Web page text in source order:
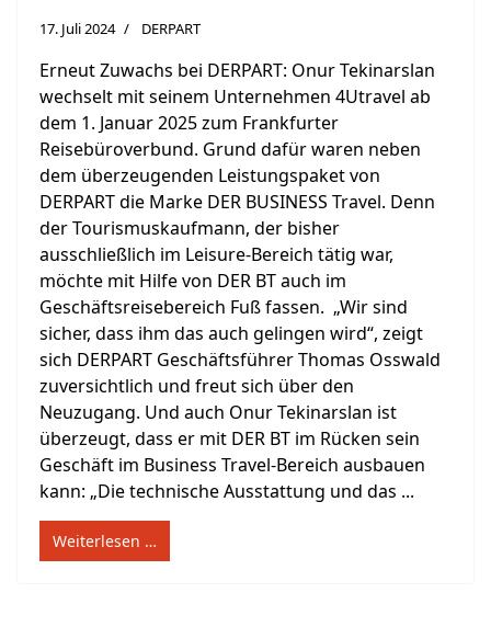
17. Juli 2024 DERPART
Erneut Zuwachs bei DERPART: Onur Tekinarslan
wechselt mit seinem Unternehmen 4Utravel ab
dem 1. Januar 2025 zum Frankfurter
Reisebüroverbund. Grund dafür waren neben
dem überzeugenden Leistungspaket von
DERPART die Marke DER BUSINESS Travel. Denn
der Tourismuskaufmann, der bisher
ausschließlich im Leisure-Bereich tätig war,
möchte mit Hilfe von DER BT auch im
Geschäftsreisebereich Fuß fassen. „Wir sind
sicher, dass ihm das auch gelingen wird“, zeigt
sich DERPART Geschäftsführer Thomas Osswald
zuversichtlich und freut sich über den
Neuzugang. Und auch Onur Tekinarslan ist
überzeugt, dass er mit DER BT im Rücken sein
Geschäft im Business Travel-Bereich ausbauen
kann: „Die technische Ausstattung und das ...
Weiterlesen …